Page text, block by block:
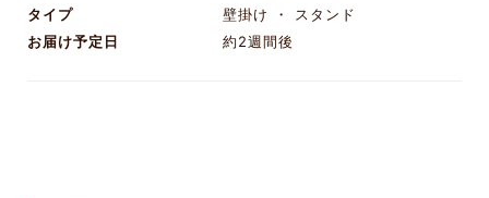
タイプ
壁掛け ・ スタンド
お届け予定日
約2週間後